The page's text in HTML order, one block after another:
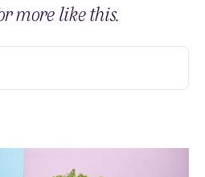
more like this.